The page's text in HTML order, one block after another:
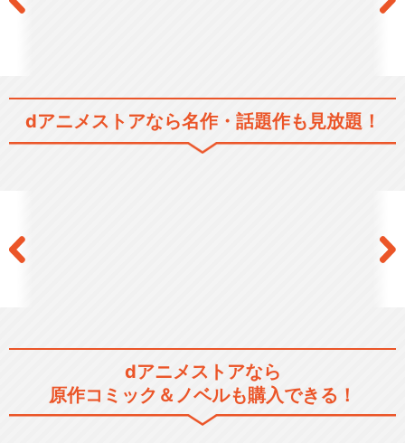
ブラック・ジャック＜Flash
アニメ＞
dアニメストアなら名作・話題作も見放題！
dアニメストアなら
原作コミック＆ノベルも購入できる！